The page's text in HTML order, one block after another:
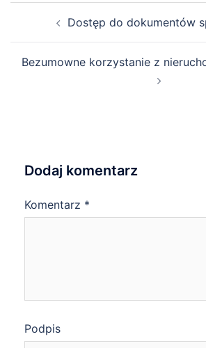
navigationDostęp do dokumentów
Bezumowne korzystanie z
Dodaj komentarz
Komentarz *
Podpis